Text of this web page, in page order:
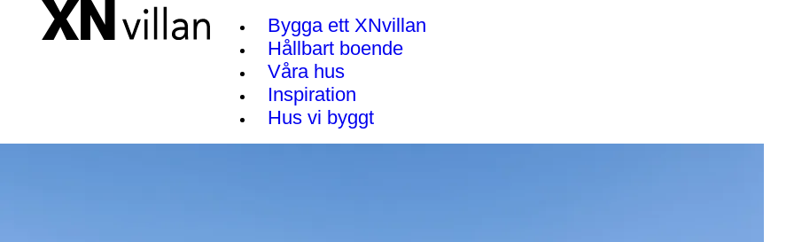
Bygga ett XNvillan
Hållbart boende
Våra hus
Inspiration
Hus vi byggt